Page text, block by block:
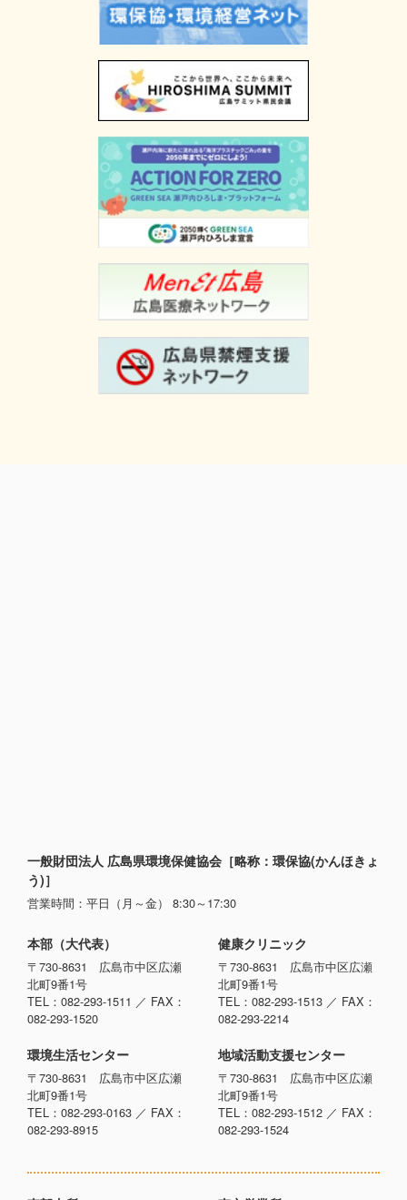
一般財団法人 広島県環境保健協会［略称：環保協(かんほきょ
う)］
営業時間：平日（月～金） 8:30～17:30
本部（大代表）
〒730-8631 広島市中区広瀬
北町9番1号
TEL：082-293-1511 ／ FAX：
082-293-1520
環境生活センター
〒730-8631 広島市中区広瀬
北町9番1号
TEL：082-293-0163 ／ FAX：
082-293-8915
健康クリニック
〒730-8631 広島市中区広瀬
北町9番1号
TEL：082-293-1513 ／ FAX：
082-293-2214
地域活動支援センター
〒730-8631 広島市中区広瀬
北町9番1号
TEL：082-293-1512 ／ FAX：
082-293-1524